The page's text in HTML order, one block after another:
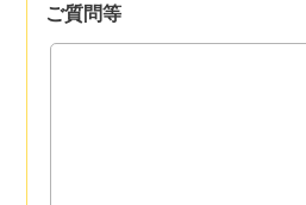
ご質問等